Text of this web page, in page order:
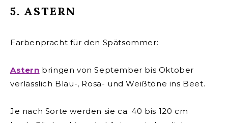
5. ASTERN
Farbenpracht für den Spätsommer:
Astern bringen von September bis Oktober
verlässlich Blau-, Rosa- und Weißtöne ins Beet.
Je nach Sorte werden sie ca. 40 bis 120 cm